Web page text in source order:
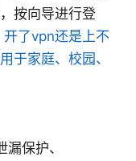
按向导进行登
开了vpn还是上不
于家庭、校园、
保护、